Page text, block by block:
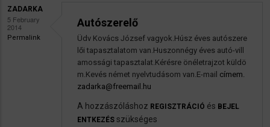
ZADARKA
5 February
2014
Permalink
Autószerelő
Üdv Kovács József vagyok.Húsz éves autószere
lői tapasztalatom van.Huszonnégy éves autó-vill
amossági tapasztalat.Kérésre önéletrajzot küldö
m.Kevés német nyelvtudásom van.E-mail címem.
zadarka@freemail.hu
A hozzászóláshoz REGISZTRÁCIÓ és BEJEL
ENTKEZÉS szükséges